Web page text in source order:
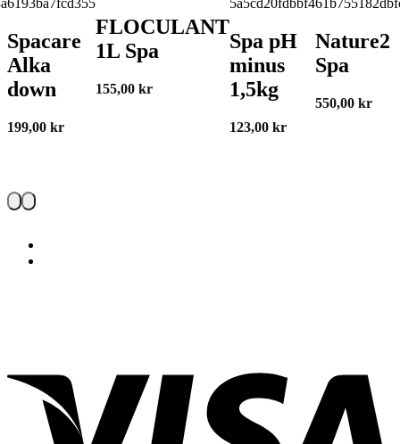
Spacare
Alka
down
199,00 kr
FLOCULANT
1L Spa
155,00kr
Spa pH
minus
1,5kg
123,00 kr
Nature2
Spa
550,00 kr